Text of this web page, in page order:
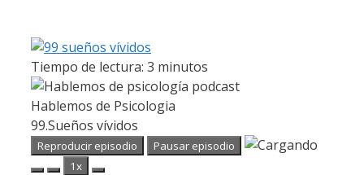
Tiempo de lectura: 3 minutos
Hablemos de Psicologia
99.Sueños vívidos
Reproducir episodio
Pausar episodio
1x